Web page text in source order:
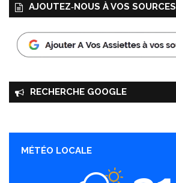
AJOUTEZ‑NOUS À VOS SOURCES
RECHERCHE GOOGLE
MÉTÉO LOCALE